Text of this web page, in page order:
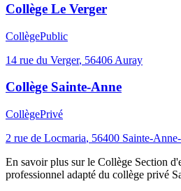
Collège Le Verger
CollègePublic
14 rue du Verger, 56406 Auray
Collège Sainte-Anne
CollègePrivé
2 rue de Locmaria, 56400 Sainte-
En savoir plus sur le Collège Section
professionnel adapté du collège privé